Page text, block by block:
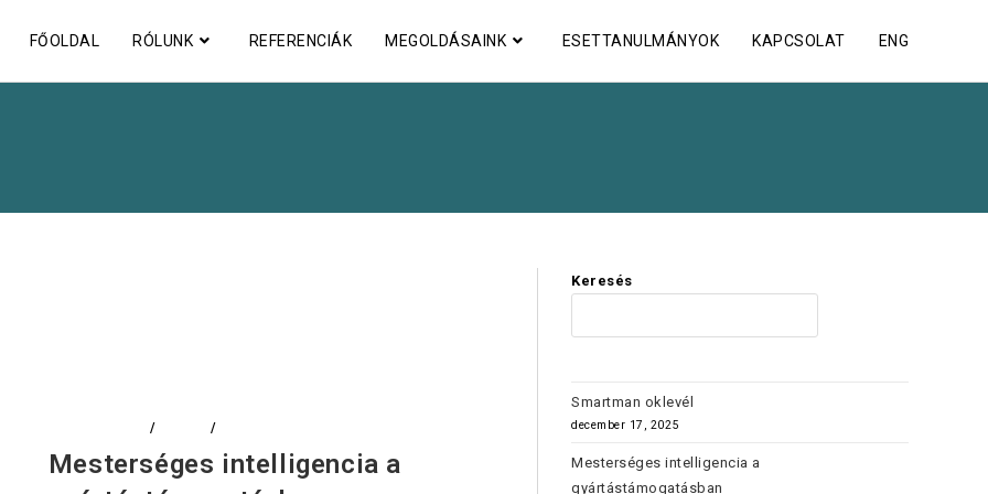
FŐOLDAL RÓLUNK REFERENCIÁK MEGOLDÁSAINK ESETTANULMÁNYOK KAPCSOLAT ENG
/ /
Mesterséges intelligencia a
Keresés
Smartman oklevél
december 17, 2025
Mesterséges intelligencia a
gyártástámogatásban